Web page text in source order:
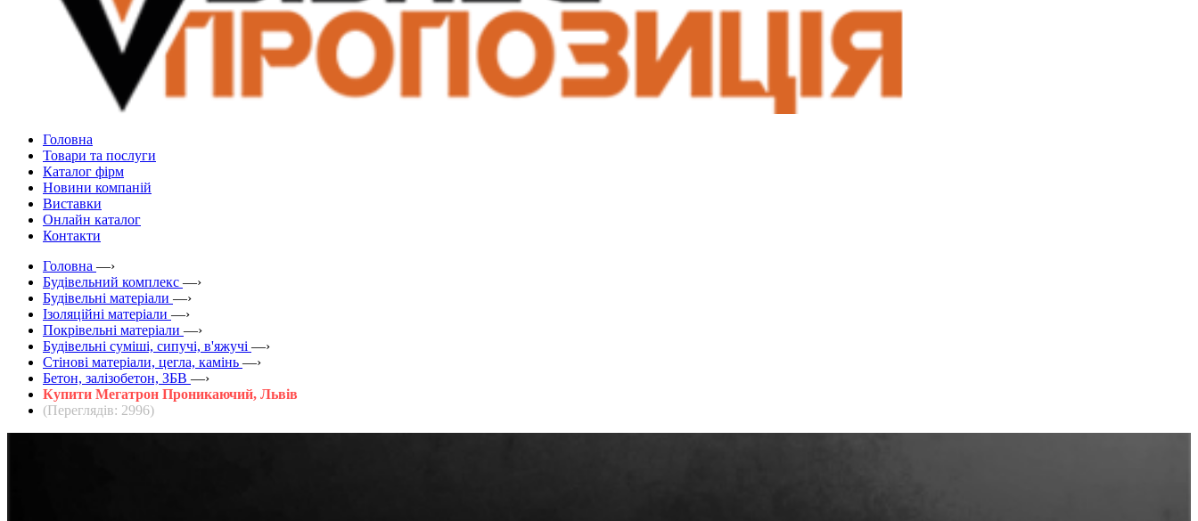
Головна
Товари та послуги
Каталог фірм
Новини компаній
Виставки
Онлайн каталог
Контакти
Головна —›
Будівельний комплекс —›
Будівельні матеріали —›
Ізоляційні матеріали —›
Покрівельні матеріали —›
Будівельні суміші, сипучі, в'яжучі —›
Стінові матеріали, цегла, камінь —›
Бетон, залізобетон, ЗБВ —›
Купити Мегатрон Проникаючий, Львів
(Переглядів: 2996)